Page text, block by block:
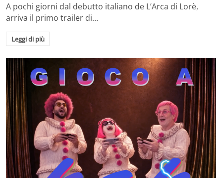
A pochi giorni dal debutto italiano de L’Arca di Lorè,
arriva il primo trailer di…
Leggi di più